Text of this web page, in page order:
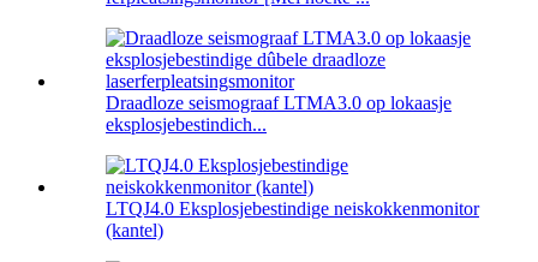
Draadloze seismograaf LTMA3.0 op lokaasje
eksplosjebestindich...
LTQJ4.0 Eksplosjebestindige neiskokkenmonitor
(kantel)